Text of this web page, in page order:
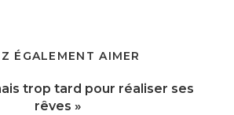
ÉGALEMENT AIMER
trop tard pour réaliser ses
rêves »